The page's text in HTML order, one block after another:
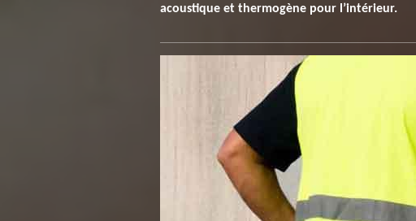
acoustique et thermogène pour l’intérieur.